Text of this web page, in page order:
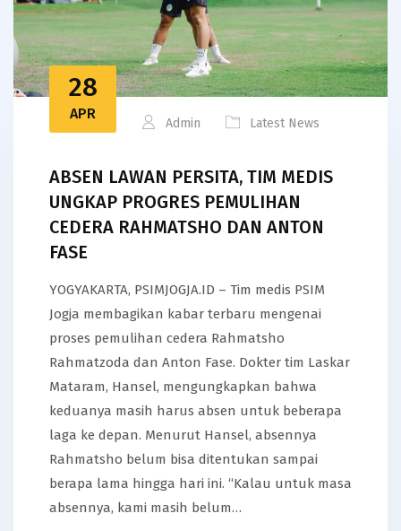
28
APR
Admin Latest News
ABSEN LAWAN PERSITA, TIM MEDIS
UNGKAP PROGRES PEMULIHAN
CEDERA RAHMATSHO DAN ANTON
FASE
YOGYAKARTA, PSIMJOGJA.ID – Tim medis PSIM
Jogja membagikan kabar terbaru mengenai
proses pemulihan cedera Rahmatsho
Rahmatzoda dan Anton Fase. Dokter tim Laskar
Mataram, Hansel, mengungkapkan bahwa
keduanya masih harus absen untuk beberapa
laga ke depan. Menurut Hansel, absennya
Rahmatsho belum bisa ditentukan sampai
berapa lama hingga hari ini. “Kalau untuk masa
absennya, kami masih belum…